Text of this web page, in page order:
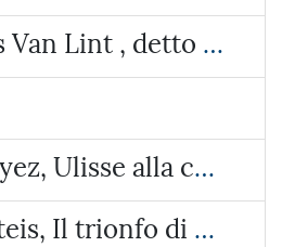
Hendrik Frans Van Lint , detto lo Studio, Veduta con due paesi e un tempietto circolare
Francesco Hayez, Ulisse alla corte di Alcinoo re dei Feaci
Paolo De Matteis, Il trionfo di Galatea